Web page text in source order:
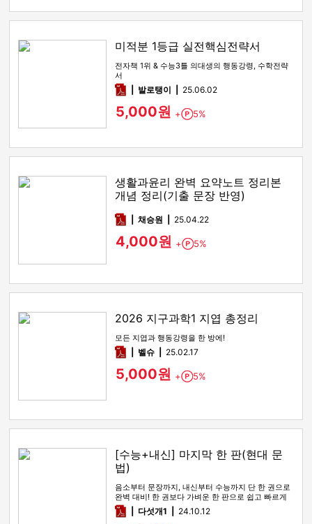
미적분 1등급 실전핵심전략서
전자책 1위 & 수능3틀 의대생의 행동강령, 수학전략
서
pdf발로탱이 25.06.02
5,000원 + Point
5%
생활과윤리 완벽 요약노트 정리본
개념 정리(기출 문장 반영)
pdf채승원 25.04.22
4,000원 + Point
5%
2026 지구과학1 지엽 총정리
모든 지엽과 행동강령을 한 방에!
pdf벨슈 25.02.17
5,000원 + Point
5%
[수능+내신] 마지막 한 판(현대 문
법)
음소부터 문장까지, 내신부터 수능까지 단 한 권으로
완벽 대비! 한 권보다 가벼운 한 판으로 쉽고 빠르게
학습하세요.
pdf다섯개1 24.10.12